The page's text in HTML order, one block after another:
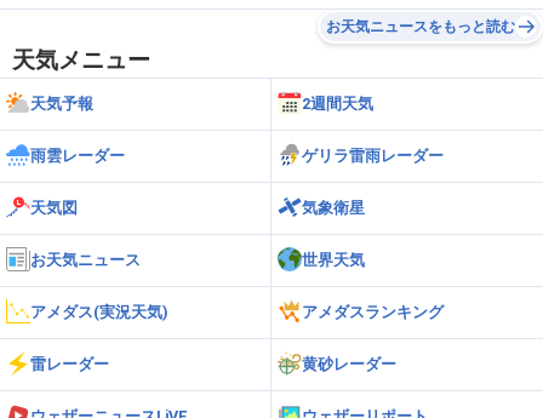
お天気ニュースをもっと読む
天気メニュー
天気予報 2週間天気
雨雲レーダー ゲリラ雷雨レーダー
天気図 気象衛星
お天気ニュース 世界天気
アメダス(実況天気) アメダスランキング
雷レーダー 黄砂レーダー